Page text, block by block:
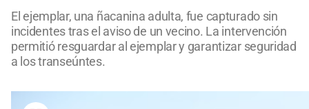
El ejemplar, una ñacanina adulta, fue capturado sin
incidentes tras el aviso de un vecino. La intervención
permitió resguardar al ejemplar y garantizar seguridad
a los transeúntes.